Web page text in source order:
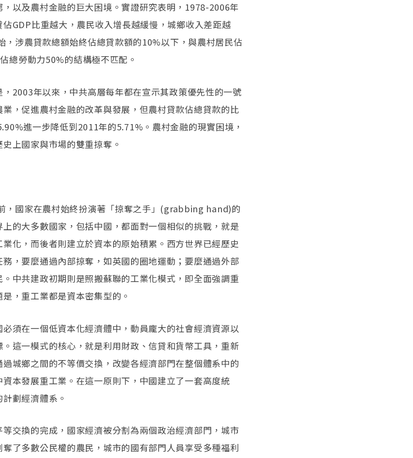
，以及農村金融的巨大困境。實證研究表明，1978-2006年
GDP比重越大，農民收入增長越緩慢，城鄉收入差距越
，涉農貸款總額始終佔總貸款額的10%以下，與農村居民佔
總勞動力50%的結構極不匹配。
，2003年以來，中共高層每年都在宣示其政策優先性的一號
業，促進農村金融的改革與發展，但農村貸款佔總貸款的比
進一步降低到2011年的5.71%。農村金融的現實困境，
上國家與市場的雙重掠奪。
，國家在農村始終扮演著「掠奪之手」(grabbing hand)的
上的大多數國家，包括中國，都面對一個相似的挑戰，就是
化，而後者則建立於資本的原始積累。西方世界已經歷史
，要麼通過內部掠奪，如英國的圈地運動；要麼通過外部
中共建政初期則是照搬蘇聯的工業化模式，即全面強調重
，重工業都是資本密集型的。
須在一個低資本化經濟體中，動員龐大的社會經濟資源以
。這一模式的核心，就是利用財政、信貸和貨幣工具，重新
城鄉之間的不等價交換，改變各經濟部門在整個體系中的
本發展重工業。在這一原則下，中國建立了一套高度統
劃經濟體系。
交換的完成，國家經濟被分割為兩個政治經濟部門，城市
奪了多數公民權的農民，城市的國有部門人員享受多種福利